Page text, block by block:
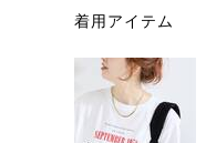
着用アイテム